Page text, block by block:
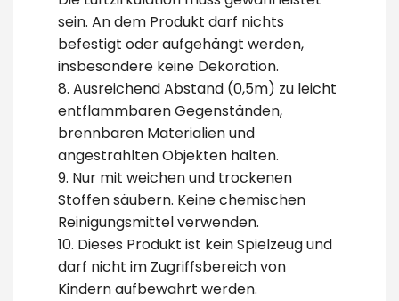
sein. An dem Produkt darf nichts
befestigt oder aufgehängt werden,
insbesondere keine Dekoration.
8. Ausreichend Abstand (0,5m) zu leicht
entflammbaren Gegenständen,
brennbaren Materialien und
angestrahlten Objekten halten.
9. Nur mit weichen und trockenen
Stoffen säubern. Keine chemischen
Reinigungsmittel verwenden.
10. Dieses Produkt ist kein Spielzeug und
darf nicht im Zugriffsbereich von
Kindern aufbewahrt werden.